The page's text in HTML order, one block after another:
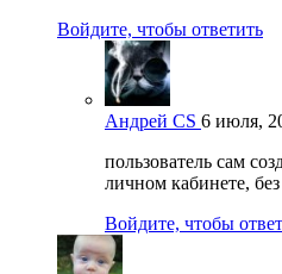
Войдите, чтобы ответить
Андрей CS 6 июля,
пользователь сам
личном кабинете,
Войдите, чтобы